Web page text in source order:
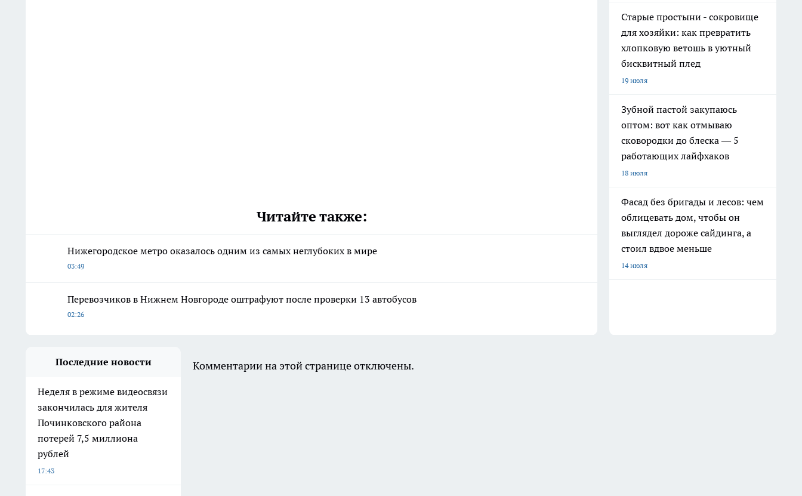
Читайте также:
Нижегородское метро оказалось одним из самых неглубоких в мире
03:49
Перевозчиков в Нижнем Новгороде оштрафуют после проверки 13 автобусов
02:26
Старые простыни - сокровище
для хозяйки: как превратить
хлопковую ветошь в уютный
бисквитный плед
19 июля
Зубной пастой закупаюсь
оптом: вот как отмываю
сковородки до блеска — 5
работающих лайфхаков
18 июля
Фасад без бригады и лесов: чем
облицевать дом, чтобы он
выглядел дороже сайдинга, а
стоил вдвое меньше
14 июля
Последние новости
Неделя в режиме видеосвязи
закончилась для жителя
Починковского района
потерей 7,5 миллиона
рублей
17:43
Комментарии на этой странице отключены.